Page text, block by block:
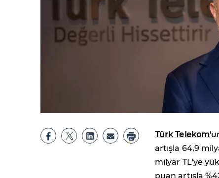
Türk Telekom
artışla 64,9
milyar TL'ye
puan artışla